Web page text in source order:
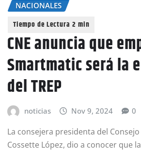
NACIONALES
CNE anuncia que
Smartmatic será la
del TREP
noticias Nov 9, 2024 0
La consejera presidenta del
Cossette López, dio a conocer que